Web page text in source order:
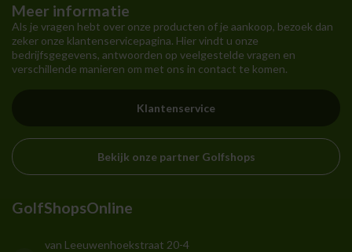
Meer informatie
Als je vragen hebt over onze producten of je aankoop, bezoek dan
zeker onze klantenservicepagina. Hier vindt u onze
bedrijfsgegevens, antwoorden op veelgestelde vragen en
verschillende manieren om met ons in contact te komen.
Klantenservice
Bekijk onze partner Golfshops
GolfShopsOnline
van Leeuwenhoekstraat 20-4